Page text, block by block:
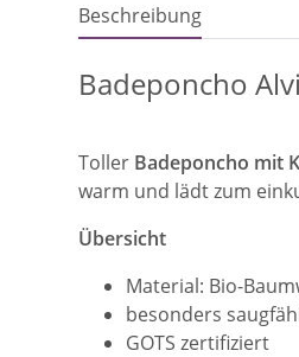
Beschreibung
Badeponcho
Toller Badeponcho mit
warm und lädt zum
Übersicht
Material: Bio-
besonders
GOTS zertifiziert